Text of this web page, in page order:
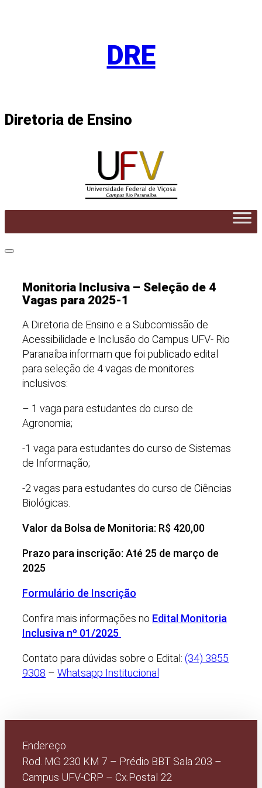
DRE
Diretoria de Ensino
Monitoria Inclusiva – Seleção de 4
Vagas para 2025-1
A Diretoria de Ensino e a Subcomissão de
Acessibilidade e Inclusão do Campus UFV- Rio
Paranaíba informam que foi publicado edital
para seleção de 4 vagas de monitores
inclusivos:
– 1 vaga para estudantes do curso de
Agronomia;
-1 vaga para estudantes do curso de Sistemas
de Informação;
-2 vagas para estudantes do curso de Ciências
Biológicas.
Valor da Bolsa de Monitoria: R$ 420,00
Prazo para inscrição: Até 25 de março de
2025
Formulário de Inscrição
Confira mais informações no Edital Monitoria
Inclusiva nº 01/2025
Contato para dúvidas sobre o Edital: (34) 3855
9308 – Whatsapp Institucional
Endereço
Rod. MG 230 KM 7 – Prédio BBT Sala 203 –
Campus UFV-CRP – Cx.Postal 22